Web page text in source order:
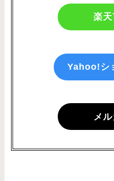
楽
Yahoo!シ
メル